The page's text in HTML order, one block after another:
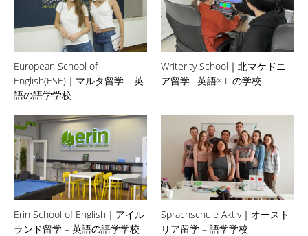
European School of
English(ESE)｜マルタ留学 – 英
語の語学学校
Writerity School｜北マケドニ
ア留学 –英語× ITの学校
Erin School of English｜アイル
ランド留学 – 英語の語学学校
Sprachschule Aktiv｜オースト
リア留学 – 語学学校